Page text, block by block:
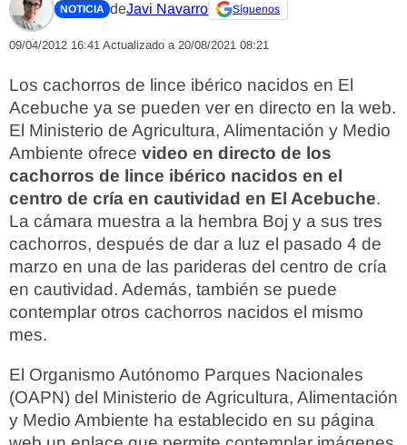
NOTICIA deJavi Navarro Síguenos
09/04/2012 16:41 Actualizado a 20/08/2021 08:21
Los cachorros de lince ibérico nacidos en El
Acebuche ya se pueden ver en directo en la web.
El Ministerio de Agricultura, Alimentación y Medio
Ambiente ofrece video en directo de los
cachorros de lince ibérico nacidos en el
centro de cría en cautividad en El Acebuche.
La cámara muestra a la hembra Boj y a sus tres
cachorros, después de dar a luz el pasado 4 de
marzo en una de las parideras del centro de cría
en cautividad. Además, también se puede
contemplar otros cachorros nacidos el mismo
mes.
El Organismo Autónomo Parques Nacionales
(OAPN) del Ministerio de Agricultura, Alimentación
y Medio Ambiente ha establecido en su página